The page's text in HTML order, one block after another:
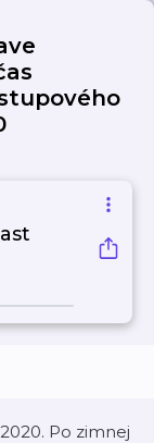
Po zimnej